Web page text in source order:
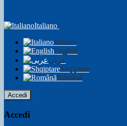
Italiano
Italiano
English
عربى
Shqiptare
Română
Accedi
Accedi